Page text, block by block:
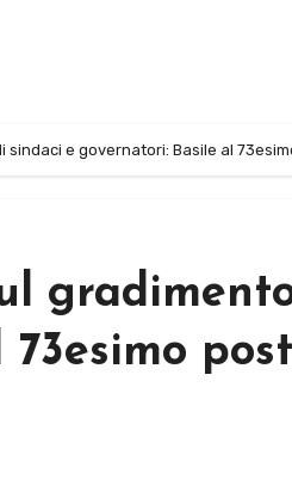
sindaci e governatori: Basile al